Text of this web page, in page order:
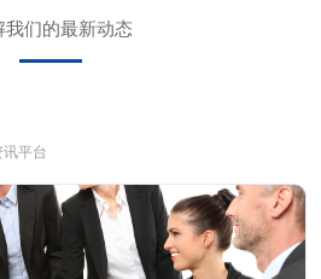
我们的最新动态
平台